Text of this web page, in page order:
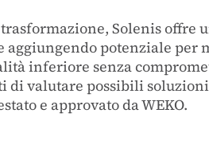
Solenis
aggiungendo potenziale
inferiore senza
di valutare possibili
e approvato da WEKO.